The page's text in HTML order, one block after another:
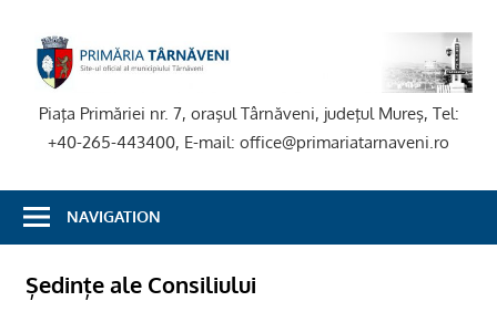
content
Piaţa Primăriei nr. 7, oraşul Târnăveni, judeţul Mureş, Tel:
+40-265-443400, E-mail: office@primariatarnaveni.ro
NAVIGATION
Ședințe ale Consiliului